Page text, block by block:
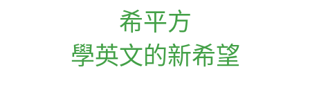
希平方
學英文的新希望